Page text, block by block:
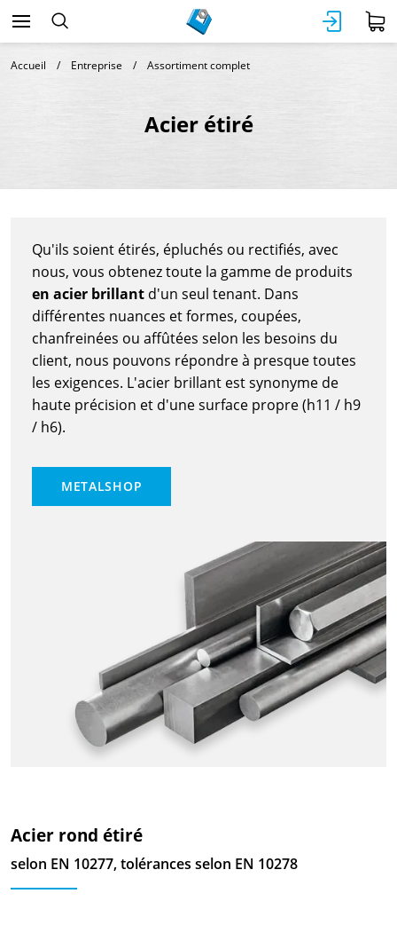
Accueil Entreprise Assortiment complet
Acier étiré
Qu'ils soient étirés, épluchés ou rectifiés, avec
nous, vous obtenez toute la gamme de produits
en acier brillant d'un seul tenant. Dans
différentes nuances et formes, coupées,
chanfreinées ou affûtées selon les besoins du
client, nous pouvons répondre à presque toutes
les exigences. L'acier brillant est synonyme de
haute précision et d'une surface propre (h11 / h9
/ h6).
METALSHOP
Acier rond étiré
selon EN 10277, tolérances selon EN 10278